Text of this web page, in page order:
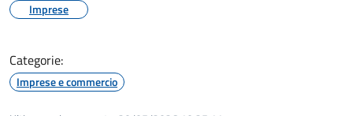
Imprese
Categorie:
Imprese e commercio